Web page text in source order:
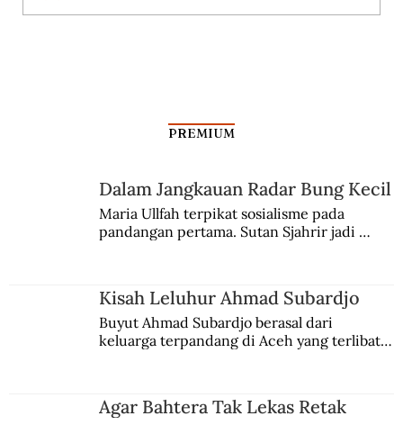
Aksi Koboi Jenderal Moestopo
PREMIUM
Dalam Jangkauan Radar Bung Kecil
Maria Ullfah terpikat sosialisme pada
pandangan pertama. Sutan Sjahrir jadi
Kisah Leluhur Ahmad Subardjo
Buyut Ahmad Subardjo berasal dari
keluarga terpandang di Aceh yang terlibat
Agar Bahtera Tak Lekas Retak